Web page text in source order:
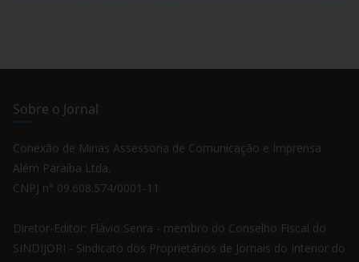
Sobre o Jornal
Conexão de Minas Assessoria de Comunicação e Imprensa
Além Paraíba Ltda.
CNPJ n° 09.608.574/0001-11
Diretor-Editor: Flávio Senra - membro do Conselho Fiscal do
SINDIJORI - Sindicato dos Proprietários de Jornais do Interior do